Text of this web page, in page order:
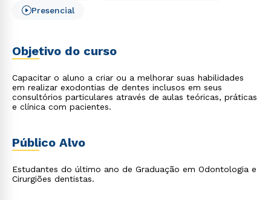
Presencial
Objetivo do curso
Capacitar o aluno a criar ou a melhorar suas habilidades
em realizar exodontias de dentes inclusos em seus
consultórios particulares através de aulas teóricas, práticas
e clínica com pacientes.
Público Alvo
Estudantes do último ano de Graduação em Odontologia e
Cirurgiões dentistas.